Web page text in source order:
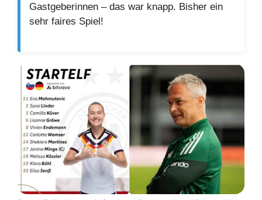
Gastgeberinnen – das war knapp. Bisher ein
sehr faires Spiel!